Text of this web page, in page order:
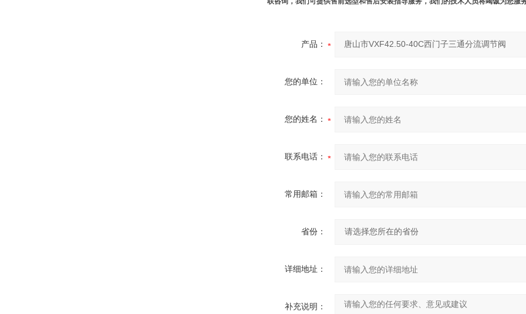
产品：
您的单位：
您的姓名：
联系电话：
常用邮箱：
省份：
详细地址：
补充说明：